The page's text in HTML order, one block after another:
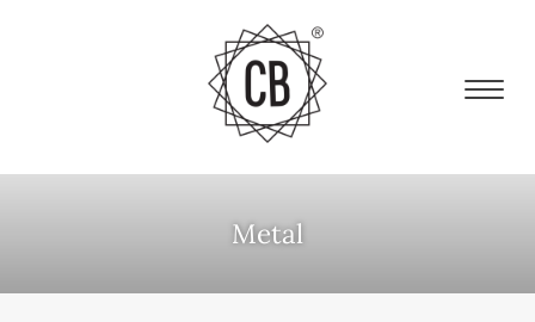
Metal